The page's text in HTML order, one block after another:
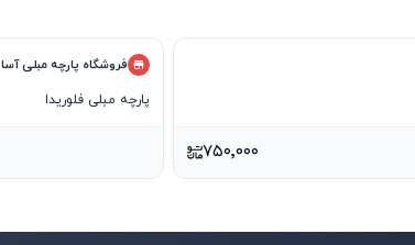
فروشگاه پارچه مبلی آسا
پارچه مبلی فلوریدا
۷۵۰٬۰۰۰